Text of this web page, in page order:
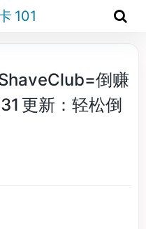
101
倒赚
更新：轻松倒